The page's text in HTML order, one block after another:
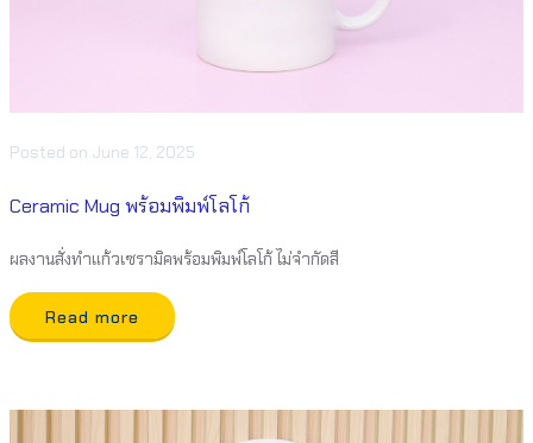
Posted on June 12, 2025
Ceramic Mug พร้อมพิมพ์โลโก้
ผลงานสั่งทำแก้วเซรามิคพร้อมพิมพ์โลโก้ ไม่จำกัดสี
Read more